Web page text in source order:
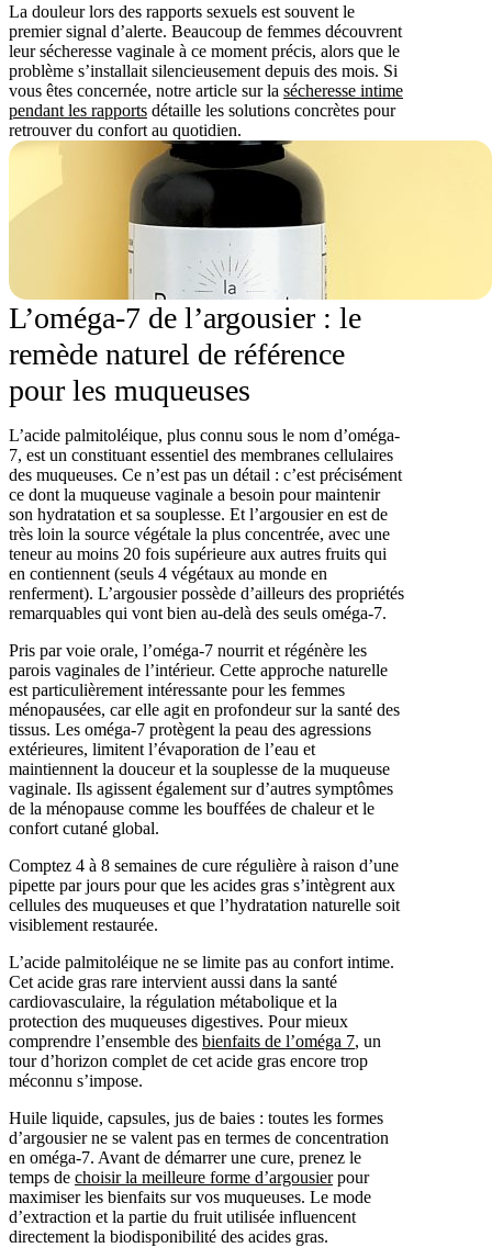
La douleur lors des rapports sexuels est souvent le
premier signal d’alerte. Beaucoup de femmes découvrent
leur sécheresse vaginale à ce moment précis, alors que le
problème s’installait silencieusement depuis des mois. Si
vous êtes concernée, notre article sur la sécheresse intime
pendant les rapports détaille les solutions concrètes pour
retrouver du confort au quotidien.
L’oméga-7 de l’argousier : le
remède naturel de référence
pour les muqueuses
L’acide palmitoléique, plus connu sous le nom d’oméga-
7, est un constituant essentiel des membranes cellulaires
des muqueuses. Ce n’est pas un détail : c’est précisément
ce dont la muqueuse vaginale a besoin pour maintenir
son hydratation et sa souplesse. Et l’argousier en est de
très loin la source végétale la plus concentrée, avec une
teneur au moins 20 fois supérieure aux autres fruits qui
en contiennent (seuls 4 végétaux au monde en
renferment). L’argousier possède d’ailleurs des propriétés
remarquables qui vont bien au-delà des seuls oméga-7.
Pris par voie orale, l’oméga-7 nourrit et régénère les
parois vaginales de l’intérieur. Cette approche naturelle
est particulièrement intéressante pour les femmes
ménopausées, car elle agit en profondeur sur la santé des
tissus. Les oméga-7 protègent la peau des agressions
extérieures, limitent l’évaporation de l’eau et
maintiennent la douceur et la souplesse de la muqueuse
vaginale. Ils agissent également sur d’autres symptômes
de la ménopause comme les bouffées de chaleur et le
confort cutané global.
Comptez 4 à 8 semaines de cure régulière à raison d’une
pipette par jours pour que les acides gras s’intègrent aux
cellules des muqueuses et que l’hydratation naturelle soit
visiblement restaurée.
L’acide palmitoléique ne se limite pas au confort intime.
Cet acide gras rare intervient aussi dans la santé
cardiovasculaire, la régulation métabolique et la
protection des muqueuses digestives. Pour mieux
comprendre l’ensemble des bienfaits de l’oméga 7, un
tour d’horizon complet de cet acide gras encore trop
méconnu s’impose.
Huile liquide, capsules, jus de baies : toutes les formes
d’argousier ne se valent pas en termes de concentration
en oméga-7. Avant de démarrer une cure, prenez le
temps de choisir la meilleure forme d’argousierpour
maximiser les bienfaits sur vos muqueuses. Le mode
d’extraction et la partie du fruit utilisée influencent
directement la biodisponibilité des acides gras.